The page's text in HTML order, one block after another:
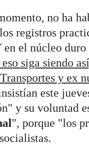
no ha
registros
el núcleo duro
siga siendo
y ex
este
y su voluntad
", porque "los